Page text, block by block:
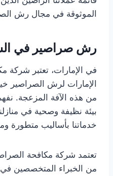
الموثوقة في مجال رش
رش صراصير في
في الإمارات، تعتبر شركة
الإمارات لرش الصراصير
من هذه الآفة المزعجة.
بيئة نظيفة وصحية في
خدماتنا بأساليب متطورة
تعتمد شركة مكافحة
من الخبراء المتخصصين